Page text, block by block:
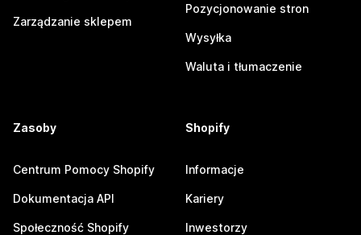
Zarządzanie sklepem
Pozycjonowanie stron
Wysyłka
Waluta i tłumaczenie
Zasoby
Centrum Pomocy Shopify
Dokumentacja API
Społeczność Shopify
Shopify
Informacje
Kariery
Inwestorzy